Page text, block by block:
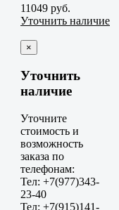
11049 руб.
Уточнить наличие
×
Уточнить
наличие
Уточните
стоимость и
возможность
заказа по
телефонам:
Тел: +7(977)343-
23-40
Тел: +7(915)141-